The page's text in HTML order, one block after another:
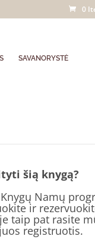
0
SAVANORYSTĖ
šią knygą?
Namų
ir
taip pat rasite
registruotis.